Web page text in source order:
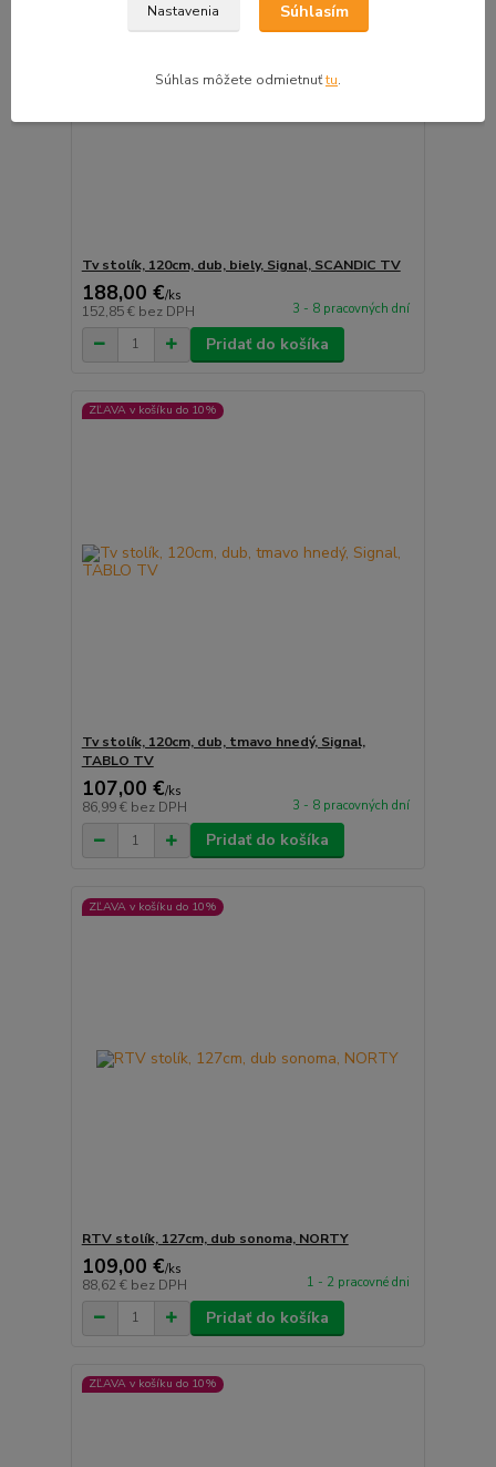
Tv stolík, 120cm, dub, biely, Signal, SCANDIC TV
188,00 €/ks
152,85 € bez DPH 3 - 8 pracovných dní
Pridať do košíka
ZĽAVA v košíku do 10%
Tv stolík, 120cm, dub, tmavo hnedý, Signal,
TABLO TV
107,00 €/ks
86,99 € bez DPH 3 - 8 pracovných dní
Pridať do košíka
ZĽAVA v košíku do 10%
RTV stolík, 127cm, dub sonoma, NORTY
109,00 €/ks
88,62 € bez DPH 1 - 2 pracovné dni
Pridať do košíka
ZĽAVA v košíku do 10%
Nastavenia Súhlasím
Súhlas môžete odmietnuťtu.